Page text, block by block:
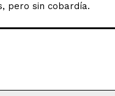
pero sin cobardía.